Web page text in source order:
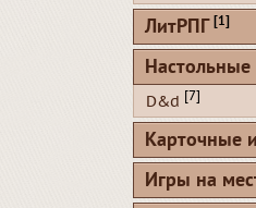
ЛитРПГ [1]
D&d [7]
Карточные
Игры на